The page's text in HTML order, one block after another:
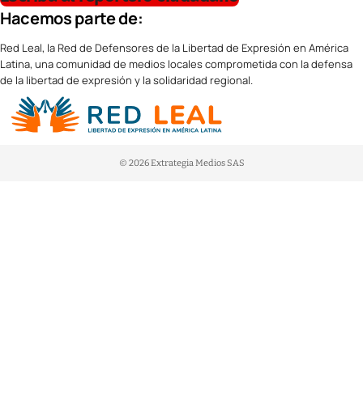
Hacemos parte de:
Red Leal, la Red de Defensores de la Libertad de Expresión en América
Latina, una comunidad de medios locales comprometida con la defensa
de la libertad de expresión y la solidaridad regional.
© 2026 Extrategia Medios SAS